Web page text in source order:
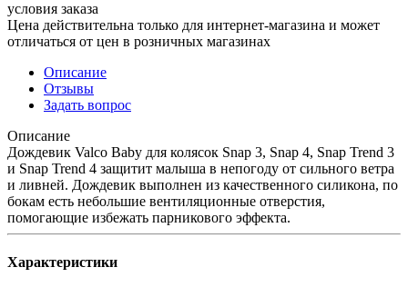
условия заказа
Цена действительна только для интернет-магазина и может
отличаться от цен в розничных магазинах
Описание
Отзывы
Задать вопрос
Описание
Дождевик Valco Baby для колясок Snap 3, Snap 4, Snap Trend 3
и Snap Trend 4 защитит малыша в непогоду от сильного ветра
и ливней. Дождевик выполнен из качественного силикона, по
бокам есть небольшие вентиляционные отверстия,
помогающие избежать парникового эффекта.
Характеристики